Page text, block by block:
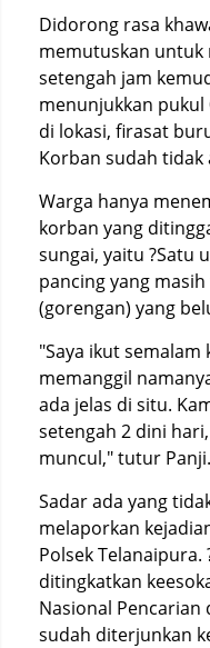
Didorong rasa
memutuskan untuk
setengah jam
menunjukkan pukul
di lokasi, firasat
Korban sudah tidak
Warga hanya
korban yang
sungai, yaitu ?Satu
pancing yang
(gorengan) yang
"Saya ikut
memanggil
ada jelas di situ.
setengah 2 dini
muncul," tutur Panji.
Sadar ada yang
melaporkan
Polsek
ditingkatkan
Nasional Pencarian
sudah diterjunkan